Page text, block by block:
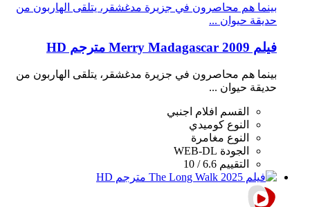
بينما هم محاصرون في جزيرة مدغشقر، يتلقى الهاربون من
حديقة حيوان ...
فيلم Merry Madagascar 2009 مترجم HD
بينما هم محاصرون في جزيرة مدغشقر، يتلقى الهاربون من
حديقة حيوان ...
القسم
افلام اجنبي
النوع كوميدي
النوع مغامرة
الجودة WEB-DL
التقييم 6.6 / 10